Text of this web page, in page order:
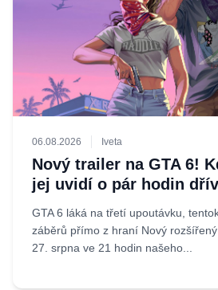
06.08.2026 Iveta
Nový trailer na GTA 6!
jej uvidí o pár hodin
GTA 6 láká na třetí upoutávku,
záběrů přímo z hraní Nový
27. srpna ve 21 hodin našeho...